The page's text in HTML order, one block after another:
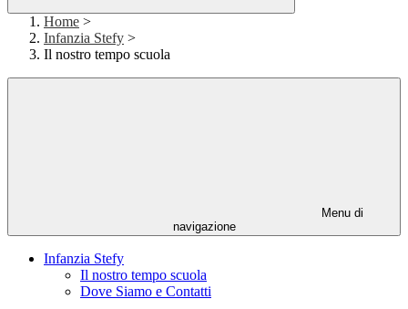
Home >
Infanzia Stefy >
Il nostro tempo scuola
Menu di
navigazione
Infanzia Stefy
Il nostro tempo scuola
Dove Siamo e Contatti